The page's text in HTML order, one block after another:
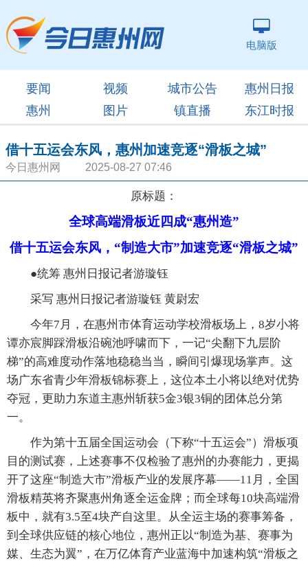
电脑版
要闻 视频 城市公告
惠州日报
惠州
图片 镇直播 东江时报
借十五运会东风，惠州加速竞逐“滑板之城”
今日惠州网 2025-08-27 07:46
原标题：
全球高端滑板近四成“惠州造”
借十五运会东风，“制造大市”加速竞逐“滑板之城”
●统筹 惠州日报记者游璇钰
采写 惠州日报记者游璇钰 黄尉宏
今年7月，在惠州市体育运动学校滑板场上，8岁小将
谭亦宸脚踩滑板沿碗池呼啸而下，一记“尖翻下九层阶
梯”的高难度动作落地稳稳当当，瞬间引爆现场掌声。这
场广东省青少年滑板锦标赛上，这位本土小将以绝对优势
夺冠，更助力东道主惠州斩获5金3银3铜的团体总分第
一。
作为第十五届全国运动会（下称“十五运会”）滑板项
目的测试赛，上述赛事不仅检验了惠州的办赛能力，更揭
开了这座“制造大市”滑板产业的发展序幕——11月，全国
滑板精英将齐聚惠州角逐全运金牌；而全球每10块高端滑
板中，就有3.5至4块产自这里。从全运主场的赛事筹备，
到全球供应链的核心地位，惠州正以“制造为基、赛事为
媒、生态为翼”，在万亿体育产业蓝海中加速构筑“滑板之